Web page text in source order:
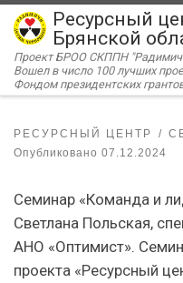
Перейти к содержимому
Ресурсный
Брянской
Проект БРОО СКППН
Вошел в число 100 лучших
Фондом президентских
РЕСУРСНЫЙ ЦЕНТР
Опубликовано 07.12.2024
Семинар «Команда и
Светлана Польская,
АНО «Оптимист».
проекта «Ресурсный